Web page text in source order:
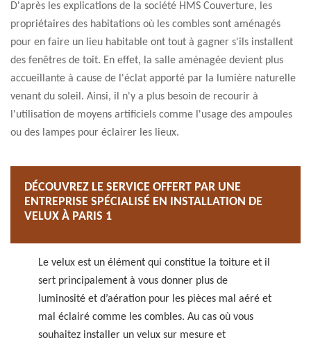
D'après les explications de la société HMS Couverture, les
propriétaires des habitations où les combles sont aménagés
pour en faire un lieu habitable ont tout à gagner s'ils installent
des fenêtres de toit. En effet, la salle aménagée devient plus
accueillante à cause de l'éclat apporté par la lumière naturelle
venant du soleil. Ainsi, il n'y a plus besoin de recourir à
l'utilisation de moyens artificiels comme l'usage des ampoules
ou des lampes pour éclairer les lieux.
DÉCOUVREZ LE SERVICE OFFERT PAR UNE
ENTREPRISE SPÉCIALISÉ EN INSTALLATION DE
VELUX À PARIS 1
Le velux est un élément qui constitue la toiture et il
sert principalement à vous donner plus de
luminosité et d’aération pour les pièces mal aéré et
mal éclairé comme les combles. Au cas où vous
souhaitez installer un velux sur mesure et